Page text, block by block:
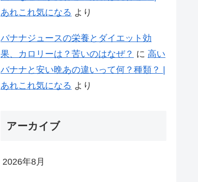
あれこれ気になる より
バナナジュースの栄養とダイエット効
果、カロリーは？苦いのはなぜ？ に 高い
バナナと安い晩あの違いって何？種類？ |
あれこれ気になる より
アーカイブ
2026年8月